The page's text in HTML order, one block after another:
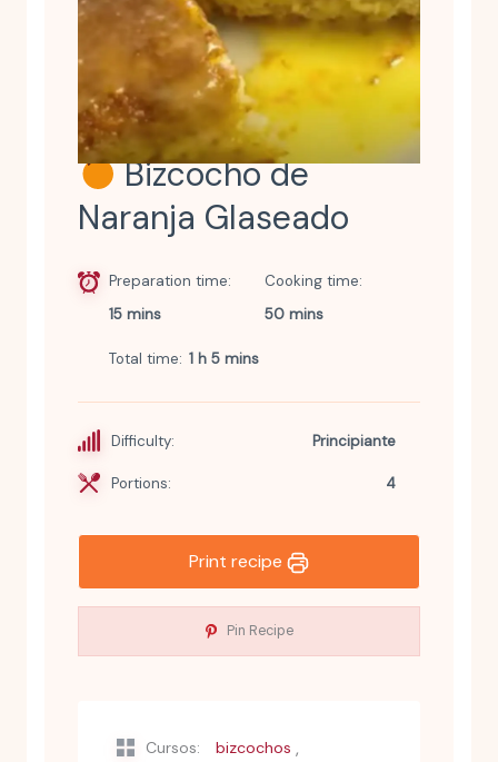
Bizcocho de
Naranja Glaseado
Preparation time
15 mins
Cooking time
50 mins
Total time 1 h 5 mins
Difficulty: Principiante
Portions: 4
Print recipe
Pin Recipe
Cursos: bizcochos ,